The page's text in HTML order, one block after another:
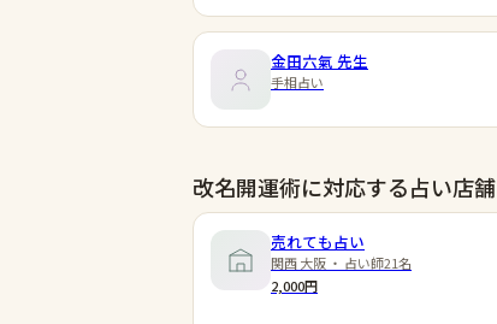
金田六氣 先生
手相占い
改名開運術に対応する占い店舗
売れても占い
関西 大阪 ・ 占い師21名
2,000円